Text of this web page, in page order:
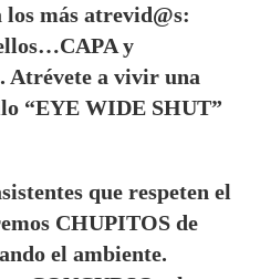
más atrevid@s:
y
Atrévete a vivir una
“EYE WIDE SHUT”
que respeten el
CHUPITOS de
el ambiente.